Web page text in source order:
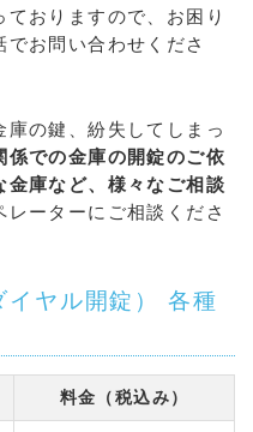
ておりますので、お困り
お問い合わせくださ
の鍵、紛失してしまっ
係での金庫の開錠のご依
金庫など、様々なご相談
ーターにご相談くださ
ヤル開錠） 各種
料金（税込み）